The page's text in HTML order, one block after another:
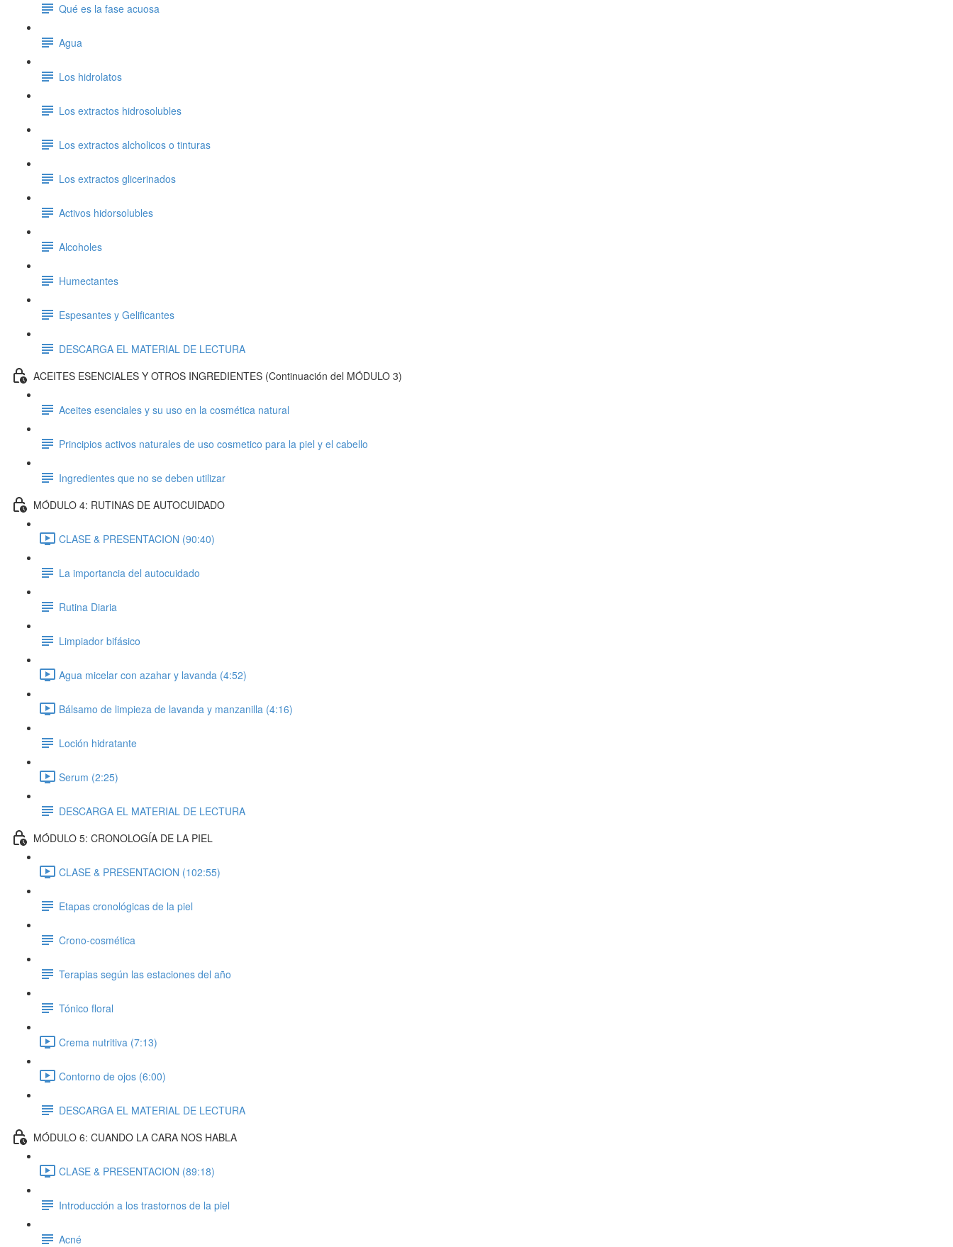
Qué es la fase acuosa
Agua
Los hidrolatos
Los extractos hidrosolubles
Los extractos alcholicos o tinturas
Los extractos glicerinados
Activos hidorsolubles
Alcoholes
Humectantes
Espesantes y Gelificantes
DESCARGA EL MATERIAL DE LECTURA
ACEITES ESENCIALES Y OTROS INGREDIENTES (Continuación del MÓDULO 3)
Aceites esenciales y su uso en la cosmética natural
Principios activos naturales de uso cosmetico para la piel y el cabello
Ingredientes que no se deben utilizar
MÓDULO 4: RUTINAS DE AUTOCUIDADO
CLASE & PRESENTACION (90:40)
La importancia del autocuidado
Rutina Diaria
Limpiador bifásico
Agua micelar con azahar y lavanda (4:52)
Bálsamo de limpieza de lavanda y manzanilla (4:16)
Loción hidratante
Serum (2:25)
DESCARGA EL MATERIAL DE LECTURA
MÓDULO 5: CRONOLOGÍA DE LA PIEL
CLASE & PRESENTACION (102:55)
Etapas cronológicas de la piel
Crono-cosmética
Terapias según las estaciones del año
Tónico floral
Crema nutritiva (7:13)
Contorno de ojos (6:00)
DESCARGA EL MATERIAL DE LECTURA
MÓDULO 6: CUANDO LA CARA NOS HABLA
CLASE & PRESENTACION (89:18)
Introducción a los trastornos de la piel
Acné